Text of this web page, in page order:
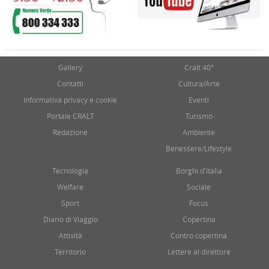
Gallery
Contatti
Informativa privacy e cookie
Portale CRALT
Redazione
Cralt 40°
Cultura/Arte
Eventi
Turismo
Ambiente
Benessere/Lifestyle
Tecnologia
Welfare
Sport
Diario di Viaggio
Attività
Territorio
Borghi d'Italia
Sociale
Focus
Copertina
Contro copertina
Lettere al direttore